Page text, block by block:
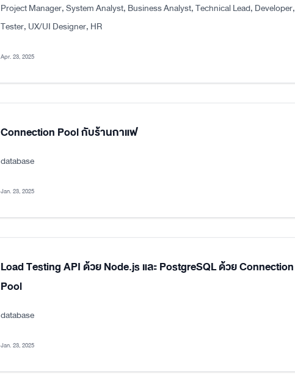
Project Manager, System Analyst, Business Analyst, Technical Lead, Developer,
Tester, UX/UI Designer, HR
Apr. 23, 2025
Connection Pool กับร้านกาแฟ
database
Jan. 23, 2025
Load Testing API ด้วย Node.js และ PostgreSQL ด้วย Connection
Pool
database
Jan. 23, 2025